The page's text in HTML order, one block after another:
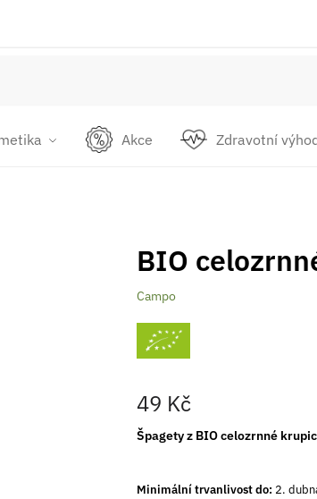
Akce Zdravotní
BIO
Campo
49 Kč
Špagety z BIO celozrnné
Minimální trvanlivost do: 2.